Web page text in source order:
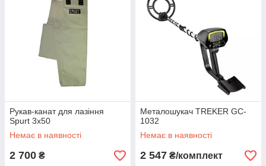
Рукав-канат для лазіння
Spurt 3х50
Немає в наявності
2 700 ₴
Металошукач TREKER GC-
1032
Немає в наявності
2 547 ₴/комплект